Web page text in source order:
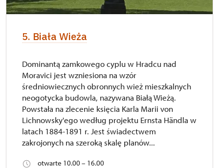
5. Biała Wieża
Dominantą zamkowego cyplu w Hradcu nad
Moravici jest wzniesiona na wzór
średniowiecznych obronnych wież mieszkalnych
neogotycka budowla, nazywana Białą Wieżą.
Powstała na zlecenie księcia Karla Marii von
Lichnowsky'ego według projektu Ernsta Händla w
latach 1884-1891 r. Jest świadectwem
zakrojonych na szeroką skalę planów...
otwarte 10.00 – 16.00